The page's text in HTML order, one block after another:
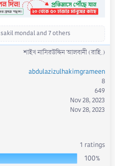
sakil mondaland 7 others
শাইখ নাসিরউদ্দিন আলবানী (রাহি.)
abdulazizulhakimgrameen
8
649
Nov 28, 2023
Nov 28, 2023
1 ratings
100%